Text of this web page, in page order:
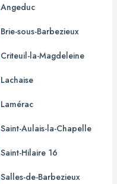
Angeduc
Brie-sous-Barbezieux
Criteuil-la-Magdeleine
Lachaise
Lamérac
Saint-Aulais-la-Chapelle
Saint-Hilaire 16
Salles-de-Barbezieux